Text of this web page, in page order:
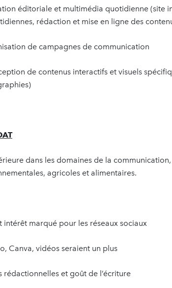
éditoriale et multimédia quotidienne (site
rédaction et mise en ligne des
de campagnes de communication
de contenus interactifs et visuels
dans les domaines de la
agricoles et alimentaires.
marqué pour les réseaux sociaux
Canva, vidéos seraient un plus
et goût de l’écriture